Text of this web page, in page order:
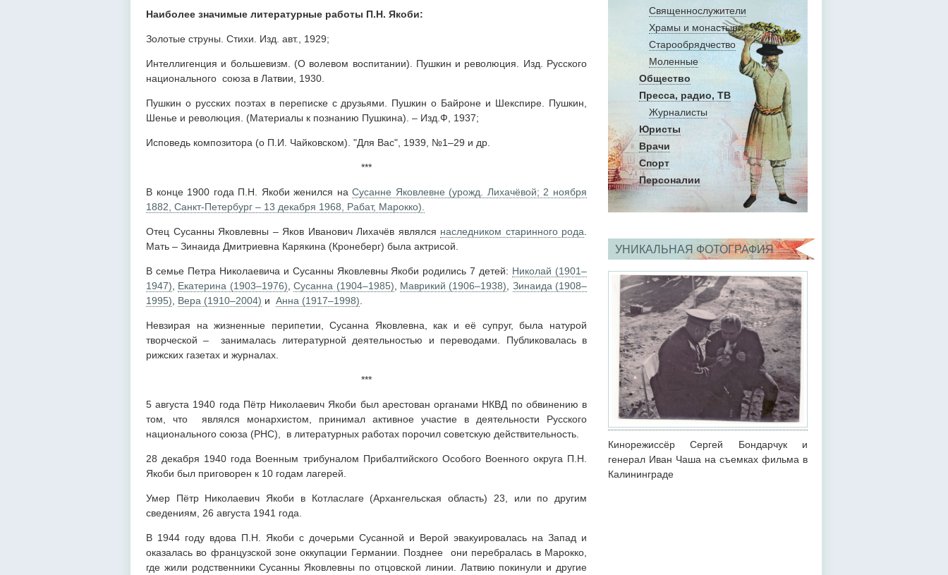
Священнослужители
Храмы и монастыри
Старообрядчество
Моленные
Общество
Пресса, радио, ТВ
Журналисты
Юристы
Врачи
Спорт
Персоналии
УНИКАЛЬНАЯ ФОТОГРАФИЯ
Кинорежиссёр Сергей Бондарчук и
генерал Иван Чаша на съемках фильма в
Калининграде
Наиболее значимые литературные работы П.Н. Якоби:
Золотые струны. Стихи. Изд. авт., 1929;
Интеллигенция и большевизм. (О волевом воспитании). Пушкин и революция. Изд. Русского
национального союза в Латвии, 1930.
Пушкин о русских поэтах в переписке с друзьями. Пушкин о Байроне и Шекспире. Пушкин,
Шенье и революция. (Материалы к познанию Пушкина). – Изд.Ф, 1937;
Исповедь композитора (о П.И. Чайковском). "Для Вас", 1939, №1–29 и др.
***
В конце 1900 года П.Н. Якоби женился наСусанне Яковлевне (урожд. Лихачёвой; 2 ноября
1882, Санкт-Петербург – 13 декабря 1968, Рабат, Марокко).
Отец Сусанны Яковлевны – Яков Иванович Лихачёв являлся наследником старинного рода
Мать – Зинаида Дмитриевна Карякина (Кронеберг) была актрисой.
В семье Петра Николаевича и Сусанны Яковлевны Якоби родились 7 детей: Николай (1901–
1947)
Екатерина (1903–1976) ,Сусанна (1904–1985) Маврикий (1906–1938)
Зинаида (1908–
1995)
Вера (1910–2004) и Анна (1917–1998)
Невзирая на жизненные перипетии, Сусанна Яковлевна, как и её супруг, была натурой
творческой – занималась литературной деятельностью и переводами. Публиковалась в
рижских газетах и журналах.
***
5 августа 1940 года Пётр Николаевич Якоби был арестован органами НКВД по обвинению в
том, что являлся монархистом, принимал активное участие в деятельности Русского
национального союза (РНС), в литературных работах порочил советскую действительность.
28 декабря 1940 года Военным трибуналом Прибалтийского Особого Военного округа П.Н.
Якоби был приговорен к 10 годам лагерей.
Умер Пётр Николаевич Якоби в Котласлаге (Архангельская область) 23, или по другим
сведениям, 26 августа 1941 года.
В 1944 году вдова П.Н. Якоби с дочерьми Сусанной и Верой эвакуировалась на Запад и
оказалась во французской зоне оккупации Германии. Позднее они перебралась в Марокко,
где жили родственники Сусанны Яковлевны по отцовской линии. Латвию покинули и другие